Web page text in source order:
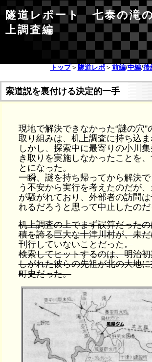
隧道レポート 七泰の滝
上調査編
トップ＞ 隧道レポ＞前編/中編/後
索道説を裏付ける決定的一手
現地で解決できなかった“謎の穴”
取り組みは、机上調査に持ち込ま
しかし、探索中に最寄りの小川
き取りを実施しなかったことを
とになった。
一瞬、謎を持ち帰ってから解決
う不安から実行を考えたのだが
が騒がれており、外部者の訪問
れるだろうと思って中止したのだ
机上調査の上でまず誤算だった
積を誇る巨大な十津川村が、未
刊行していないことだった。
検索してヒットするのは、明治
しがれた彼らの先祖が北の大地
町史だった。